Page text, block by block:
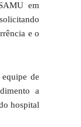
em
e o
de
a
hospital